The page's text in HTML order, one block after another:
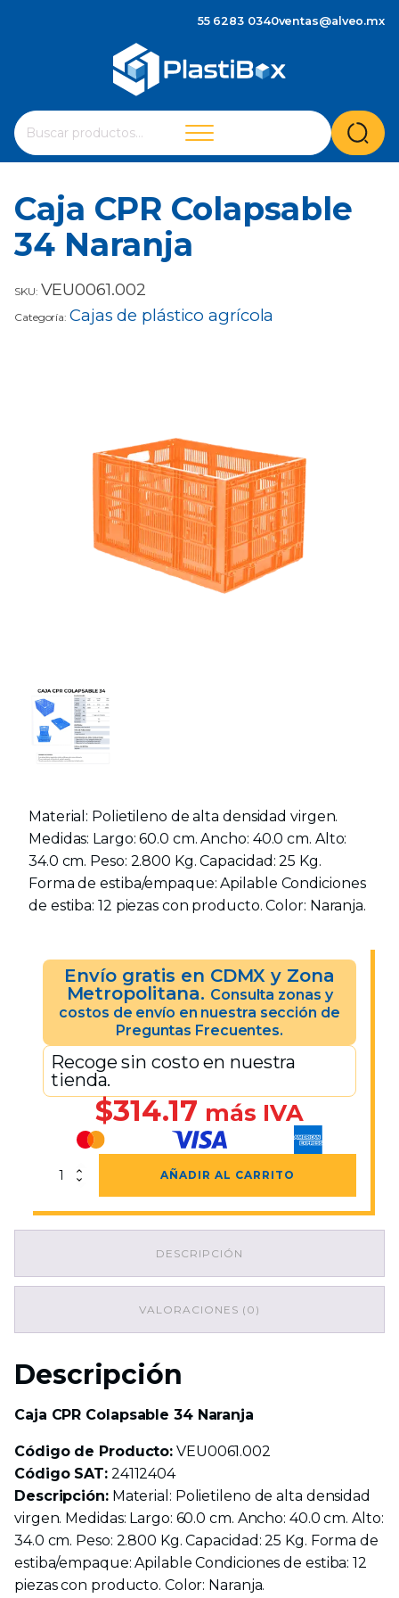
55 6283 0340ventas@alveo.mx
Buscar
por:
Cuando hay resultados autocompletados, puedes
Caja CPR Colapsable
34 Naranja
SKU: VEU0061.002
Categoría: Cajas de plástico agrícola
Material: Polietileno de alta densidad virgen.
Medidas: Largo: 60.0 cm. Ancho: 40.0 cm. Alto:
34.0 cm. Peso: 2.800 Kg. Capacidad: 25 Kg.
Forma de estiba/empaque: Apilable Condiciones
de estiba: 12 piezas con producto. Color: Naranja.
Envío gratis en CDMX y Zona
Metropolitana. Consulta zonas y
costos de envío en nuestra sección de
Preguntas Frecuentes.
Recoge sin costo en nuestra
tienda.
$314.17 más IVA
Caja
34
AÑADIR AL CARRITO
DESCRIPCIÓN
VALORACIONES (0)
Descripción
Caja CPR Colapsable 34 Naranja
Código de Producto: VEU0061.002
Código SAT:24112404
Descripción:Material: Polietileno de alta densidad
virgen. Medidas: Largo: 60.0 cm. Ancho: 40.0 cm. Alto:
34.0 cm. Peso: 2.800 Kg. Capacidad: 25 Kg. Forma de
estiba/empaque: Apilable Condiciones de estiba: 12
piezas con producto. Color: Naranja.